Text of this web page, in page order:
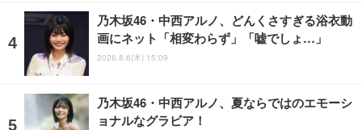
乃木坂46・中西アルノ、どんくさすぎる浴衣動
画にネット「相変わらず」「嘘でしょ…」
2026.8.6(木) 15:09
乃木坂46・中西アルノ、夏ならではのエモーシ
ョナルなグラビア！